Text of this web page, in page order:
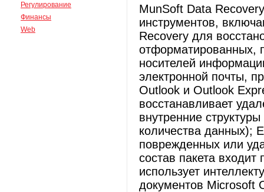
Регулирование
Финансы
Web
MunSoft Data
инструментов,
Recovery для
отформатированных,
носителей
электронной почты,
Outlook и Outlook
восстанавливает
внутренние
количества данных);
поврежденных или
состав пакета
использует
документов Microsoft